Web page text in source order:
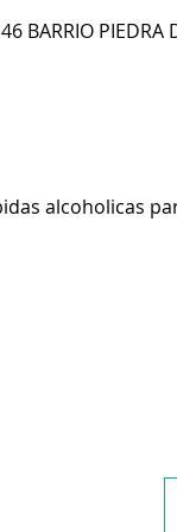
BARRIO PIEDRA
alcoholicas